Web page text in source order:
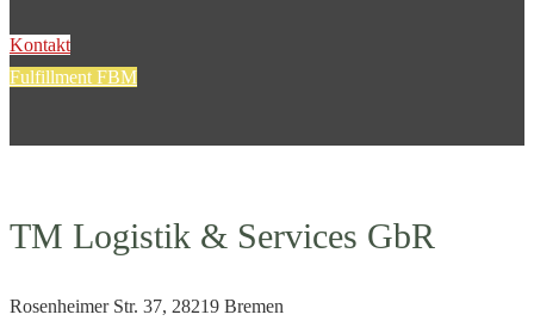
Kontakt
Fulfillment FBM
TM Logistik & Services GbR
Rosenheimer Str. 37, 28219 Bremen